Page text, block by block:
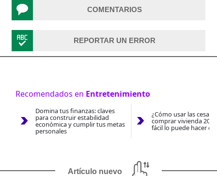
COMENTARIOS
REPORTAR UN ERROR
Recomendados en Entretenimiento
Domina tus finanzas: claves
para construir estabilidad
económica y cumplir tus metas
personales
¿Cómo usar las
comprar vivienda
fácil lo puede hacer
Artículo nuevo